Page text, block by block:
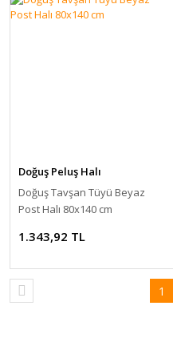
Doğuş Peluş Halı
Doğuş Tavşan Tüyü Beyaz
Post Halı 80x140 cm
1.343,92 TL
1